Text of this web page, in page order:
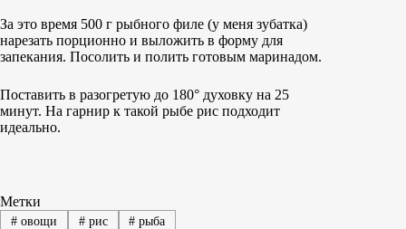
За это время 500 г рыбного филе (у меня зубатка)
нарезать порционно и выложить в форму для
запекания. Посолить и полить готовым маринадом.
Поставить в разогретую до 180° духовку на 25
минут. На гарнир к такой рыбе рис подходит
идеально.
Метки
#овощи #рис # рыба